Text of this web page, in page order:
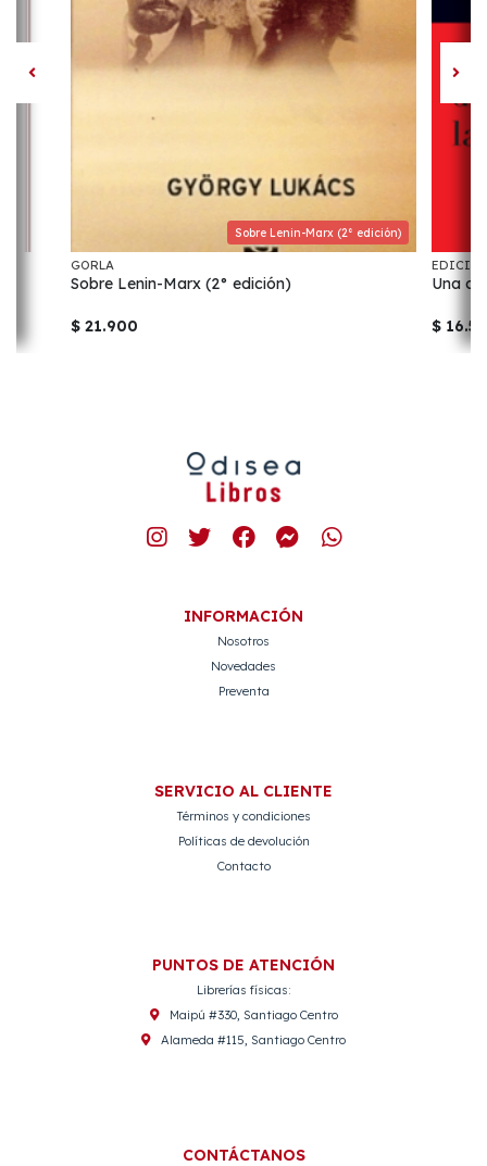
Sobre Lenin-Marx (2° edición)
GORLA
Sobre Lenin-Marx (2° edición)
$ 21.900
Una
$
INFORMACIÓN
Nosotros
Novedades
Preventa
SERVICIO AL CLIENTE
Términos y condiciones
Políticas de devolución
Contacto
PUNTOS DE ATENCIÓN
Librerías físicas:
Maipú #330, Santiago Centro
Alameda #115, Santiago Centro
CONTÁCTANOS